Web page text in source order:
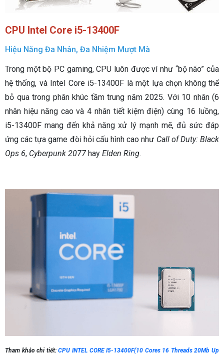
CPU Intel Core i5-13400F
Hiệu Năng Đa Nhân, Đa Nhiệm Mượt Mà
Trong một bộ PC gaming, CPU luôn được ví như “bộ não” của
hệ thống, và Intel Core i5-13400F là một lựa chọn không thể
bỏ qua trong phân khúc tầm trung năm 2025. Với 10 nhân (6
nhân hiệu năng cao và 4 nhân tiết kiệm điện) cùng 16 luồng,
i5-13400F mang đến khả năng xử lý mạnh mẽ, đủ sức đáp
ứng các tựa game đòi hỏi cấu hình cao như Call of Duty: Black
Ops 6, Cyberpunk 2077 hay Elden Ring.
Tham khảo chi tiết:CPU INTEL CORE I5-13400F(10 Cores 16 Threads 20Mb Up